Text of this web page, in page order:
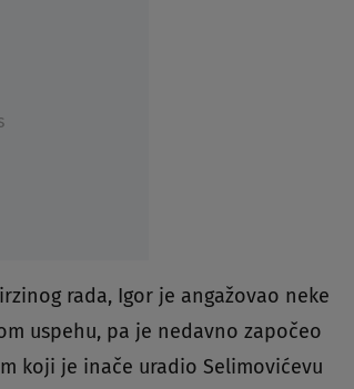
rada, Igor je angažovao neke
uspehu, pa je nedavno započeo
koji je inače uradio Selimovićevu